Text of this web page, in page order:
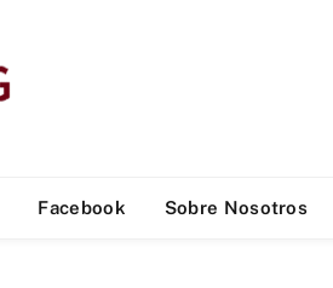
Facebook Sobre Nosotros